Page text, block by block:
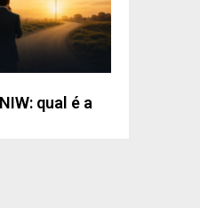
qual é a